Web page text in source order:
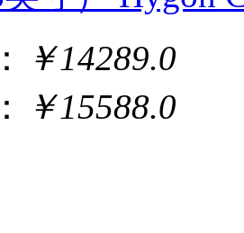
￥14289.0
￥15588.0